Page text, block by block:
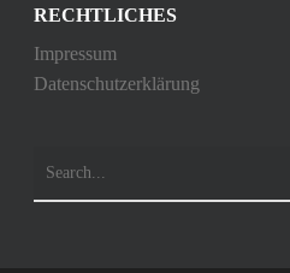
RECHTLICHES
Impressum
Datenschutzerklärung